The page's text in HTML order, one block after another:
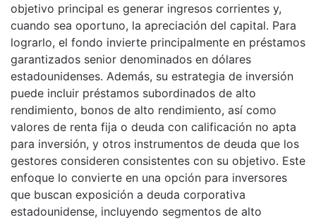
objetivo principal es generar ingresos corrientes y,
cuando sea oportuno, la apreciación del capital. Para
lograrlo, el fondo invierte principalmente en préstamos
garantizados senior denominados en dólares
estadounidenses. Además, su estrategia de inversión
puede incluir préstamos subordinados de alto
rendimiento, bonos de alto rendimiento, así como
valores de renta fija o deuda con calificación no apta
para inversión, y otros instrumentos de deuda que los
gestores consideren consistentes con su objetivo. Este
enfoque lo convierte en una opción para inversores
que buscan exposición a deuda corporativa
estadounidense, incluyendo segmentos de alto